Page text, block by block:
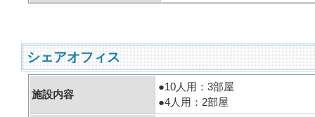
シェアオフィス
施設内容
●10人用：3部屋
●4人用：2部屋